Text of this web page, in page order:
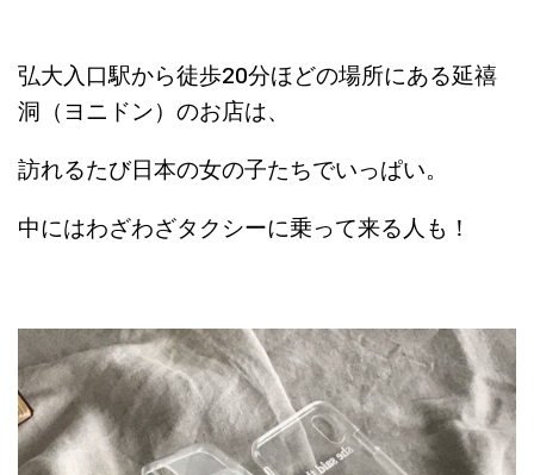
弘大入口駅から徒歩20分ほどの場所にある延禧
洞（ヨニドン）のお店は、
訪れるたび日本の女の子たちでいっぱい。
中にはわざわざタクシーに乗って来る人も！